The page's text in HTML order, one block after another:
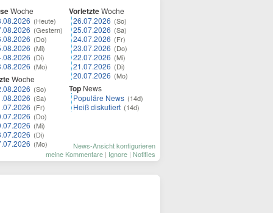
Woche
(Heute)
(Gestern)
(Do)
(Mi)
(Di)
(Mo)
Woche
(So)
(Sa)
(Fr)
(Do)
(Mi)
(Di)
(Mo)
VorletzteWoche
26.07.2026 (So)
25.07.2026 (Sa)
24.07.2026 (Fr)
23.07.2026 (Do)
22.07.2026 (Mi)
21.07.2026 (Di)
20.07.2026 (Mo)
Top News
Populäre News (14d)
Heiß diskutiert (14d)
News-Ansicht konfigurieren
meine Kommentare | Ignore | Notifies